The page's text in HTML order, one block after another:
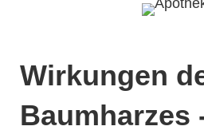
Wirkungen
Baumharzes